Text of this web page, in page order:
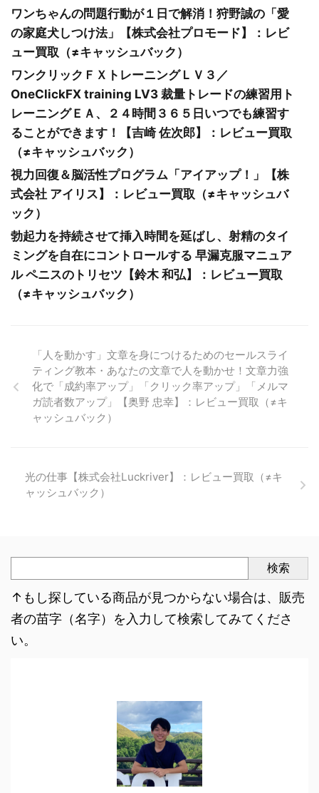
ワンちゃんの問題行動が１日で解消！狩野誠の「愛
の家庭犬しつけ法」【株式会社プロモード】：レビ
ュー買取（≠キャッシュバック）
ワンクリックＦＸトレーニングＬＶ３／
OneClickFX training LV3 裁量トレードの練習用ト
レーニングＥＡ、２４時間３６５日いつでも練習す
ることができます！【吉崎 佐次郎】：レビュー買取
（≠キャッシュバック）
視力回復＆脳活性プログラム「アイアップ！」【株
式会社 アイリス】：レビュー買取（≠キャッシュバ
ック）
勃起力を持続させて挿入時間を延ばし、射精のタイ
ミングを自在にコントロールする 早漏克服マニュア
ル ペニスのトリセツ【鈴木 和弘】：レビュー買取
（≠キャッシュバック）
「人を動かす」文章を身につけるためのセールスライ
ティング教本・あなたの文章で人を動かせ！文章力強
化で「成約率アップ」「クリック率アップ」「メルマ
ガ読者数アップ」【奥野 忠幸】：レビュー買取（≠キ
ャッシュバック）
光の仕事【株式会社Luckriver】：レビュー買取（≠キ
ャッシュバック）
検索
↑もし探している商品が見つからない場合は、販売
者の苗字（名字）を入力して検索してみてくださ
い。